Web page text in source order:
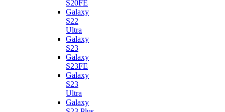
S20FE
Galaxy
S22
Ultra
Galaxy
S23
Galaxy
S23FE
Galaxy
S23
Ultra
Galaxy